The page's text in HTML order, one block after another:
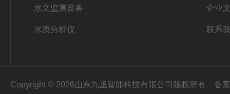
水文监测设备
水质分析仪
企业
联系
Copyright © 2026山东九丞智能科技有限公司版权所有 备